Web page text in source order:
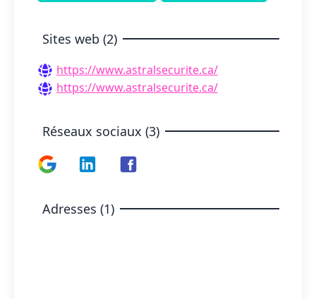
Sites web (2)
https://www.astralsecurite.ca/
https://www.astralsecurite.ca/
Réseaux sociaux (3)
Adresses (1)